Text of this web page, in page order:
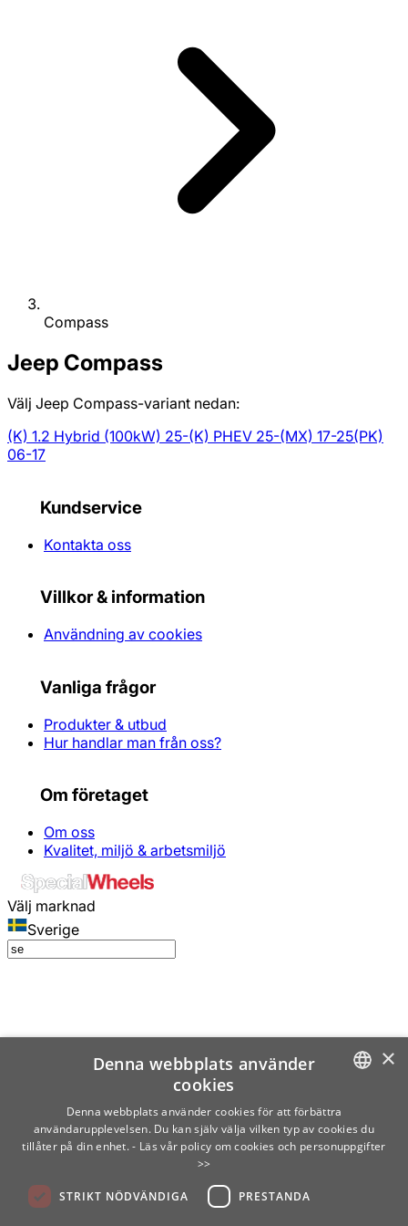
Compass
Jeep Compass
Välj Jeep Compass-variant nedan:
(K) 1.2 Hybrid (100kW) 25-(K) PHEV 25-(MX) 17-25(PK)
06-17
Kundservice
Kontakta oss
Villkor & information
Användning av cookies
Vanliga frågor
Produkter & utbud
Hur handlar man från oss?
Om företaget
Om oss
Kvalitet, miljö & arbetsmiljö
Välj marknad
Sverige
SWEDISH
×
Denna webbplats använder
cookies
Denna webbplats använder cookies för att förbättra
användarupplevelsen. Du kan själv välja vilken typ av cookies du
tillåter på din enhet. - Läs vår policy om cookies och personuppgifter
>>
STRIKT NÖDVÄNDIGA PRESTANDA